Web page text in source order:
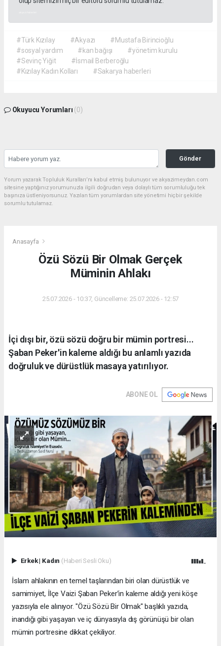
#Türk Kızılay #Akyazı
#Mustafa Birincioğlu
#sosyal yardım
#kan bağışı
#yönetim kurulu
#Sevinç Yiğit
#İsmail Berberoğlu
#Kızılay Kadın Kolları
#Sakarya haberleri
Okuyucu Yorumları (0)
Gönder
Yorum yazarak Topluluk Kuralları’nı kabul etmiş bulunuyor ve akyazimeydan.com
sitesine yaptığınız yorumunuzla ilgili doğrudan veya dolaylı tüm sorumluluğu tek
başınıza üstleniyorsunuz. Yazılan tüm yorumlardan site yönetimi hiçbir şekilde
sorumlu tutulamaz.
Anasayfa
Özü Sözü Bir Olmak Gerçek
Müminin Ahlakı
25.07.2026 - 10:37, Güncelleme: 25.07.2026 - 12:57
İçi dışı bir, özü sözü doğru bir mümin portresi...
Şaban Peker'in kaleme aldığı bu anlamlı yazıda
doğruluk ve dürüstlük masaya yatırılıyor.
ABONE OL
Erkek| Kadın (Haberi Sesli Oku)
İslam ahlakının en temel taşlarından biri olan dürüstlük ve
samimiyet, İlçe Vaizi Şaban Peker’in kaleme aldığı yeni köşe
yazısıyla ele alınıyor. "Özü Sözü Bir Olmak" başlıklı yazıda,
inandığı gibi yaşayan ve iç dünyasıyla dış görünüşü bir olan
mümin portresine dikkat çekiliyor.